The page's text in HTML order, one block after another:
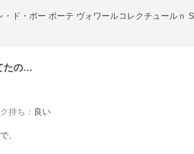
・ド・ポー ボーテ ヴォワールコレクチュール
たの…
持ち ： 良い
、